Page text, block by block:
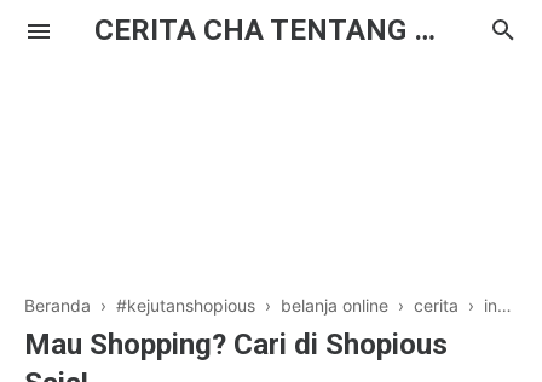
CERITA CHA TENTANG HAL BIASA
Beranda › #kejutanshopious › belanja online › cerita › instagram
Mau Shopping? Cari di Shopious